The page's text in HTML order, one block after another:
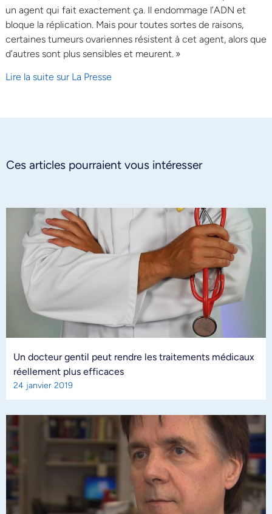
un agent qui fait exactement ça. Il endommage l’ADN et
bloque la réplication. Mais pour toutes sortes de raisons,
certaines tumeurs ovariennes résistent à cet agent, alors que
d’autres sont plus sensibles et meurent. »
Lire la suite sur La Presse
Ces articles pourraient vous intéresser
Un docteur gentil peut rendre les traitements médicaux
réellement plus efficaces
24 janvier 2019